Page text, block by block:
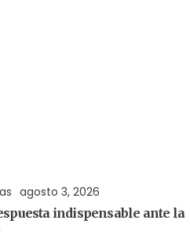
agosto 3, 2026
indispensable ante la